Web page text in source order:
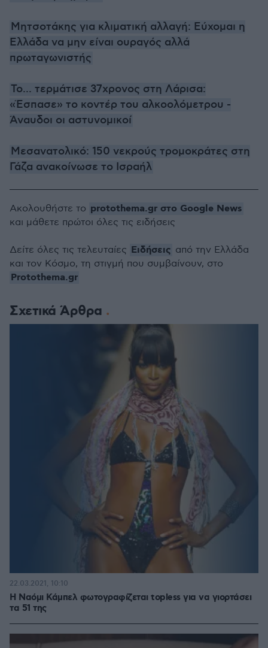
Μητσοτάκης για κλιματική αλλαγή: Εύχομαι η
Ελλάδα να μην είναι ουραγός αλλά
πρωταγωνιστής
Το... τερμάτισε 37χρονος στη Λάρισα:
«Έσπασε» το κοντέρ του αλκοολόμετρου -
Άναυδοι οι αστυνομικοί
Μεσανατολικό: 150 νεκρούς τρομοκράτες στη
Γάζα ανακοίνωσε το Ισραήλ
Σχετικά Άρθρα
Η Ναόμι Κάμπελ φωτογραφίζεται topless για να γιορτάσει
τα 51 της
22.03.2021, 10:10
Ακολουθήστε το protothema.gr στο Google News
και μάθετε πρώτοι όλες τις ειδήσεις
Δείτε όλες τις τελευταίες Ειδήσεις από την Ελλάδα
και τον Κόσμο, τη στιγμή που συμβαίνουν, στο
Protothema.gr